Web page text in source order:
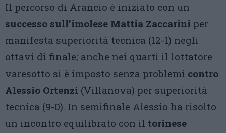
Il percorso di Arancio è iniziato con un
successo sull’imolese Mattia Zaccarini per
manifesta superiorità tecnica (12-1) negli
ottavi di finale; anche nei quarti il lottatore
varesotto si è imposto senza problemi contro
Alessio Ortenzi (Villanova) per superiorità
tecnica (9-0). In semifinale Alessio ha risolto
un incontro equilibrato con il torinese